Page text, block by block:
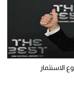
الاستثمار